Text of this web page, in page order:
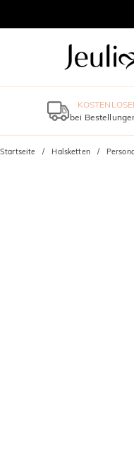
bei
Startseite Halsketten